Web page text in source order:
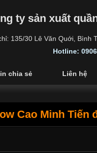
ty sản xuất
135/30 Lê Văn Quới, Bình
Hotline:
chia sẻ Liên hệ
Cao Minh Tiến